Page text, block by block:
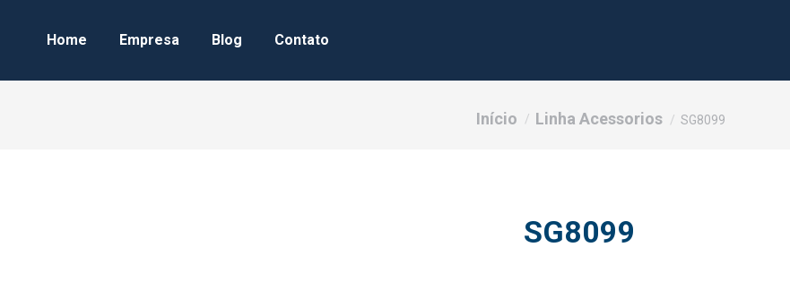
Home Empresa Blog Contato
Você está aqui:
Início Linha Acessorios SG8099
SG8099